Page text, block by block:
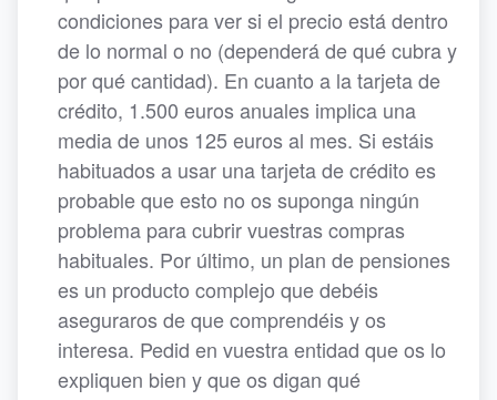
condiciones para ver si el precio está dentro
de lo normal o no (dependerá de qué cubra y
por qué cantidad). En cuanto a la tarjeta de
crédito, 1.500 euros anuales implica una
media de unos 125 euros al mes. Si estáis
habituados a usar una tarjeta de crédito es
probable que esto no os suponga ningún
problema para cubrir vuestras compras
habituales. Por último, un plan de pensiones
es un producto complejo que debéis
aseguraros de que comprendéis y os
interesa. Pedid en vuestra entidad que os lo
expliquen bien y que os digan qué